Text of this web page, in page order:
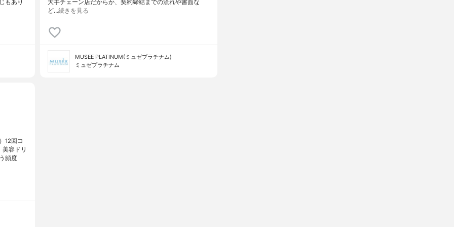
もあり
大手チェーン店だからか、契約締結までの流れや書面な
ど…続きを見る
MUSEE PLATINUM(ミュゼプラチナム)
ミュゼプラチナム
12回コ
容ドリ
頻度